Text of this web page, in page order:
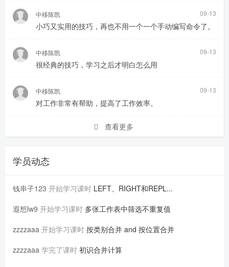
中移陈凯 09-13
小巧又实用的技巧，再也不用一个一个手动编写命令了。
中移陈凯 09-13
很经典的技巧，学习之后才明白怎么用
中移陈凯 09-13
对工作非常有帮助，提高了工作效率。
查看更多
学员动态
钱串子123 开始学习课时 LEFT、RIGHT和REPL...
遐想lw9 开始学习课时 多张工作表中筛选不重复值
zzzzaaa 开始学习课时 按类别合并 and 按位置合并
zzzzaaa 学完了课时 初识合并计算